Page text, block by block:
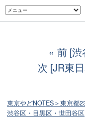
前 [
次 [JR東
東京やどNOTES＞東京都
渋谷区・目黒区・世田谷区